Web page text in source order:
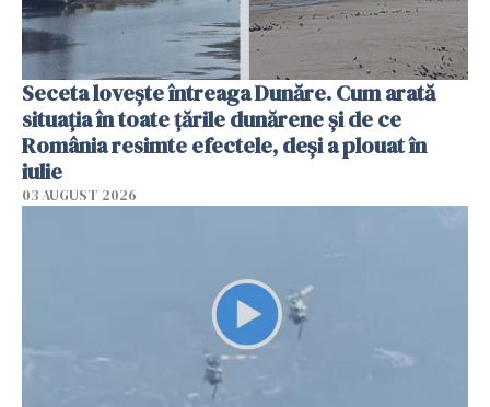
Seceta lovește întreaga Dunăre. Cum arată
situația în toate țările dunărene și de ce
România resimte efectele, deși a plouat în
iulie
03 AUGUST 2026